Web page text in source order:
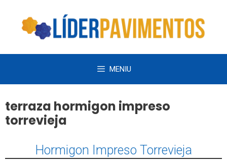
contenido
MENIU
terraza hormigon impreso
torrevieja
Hormigon Impreso Torrevieja